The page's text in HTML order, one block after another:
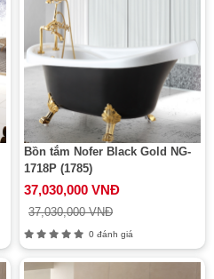
Bồn tắm Nofer Black Gold NG-
1718P (1785)
37,030,000 VNĐ
37,030,000 VNĐ
0 đánh giá